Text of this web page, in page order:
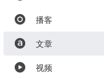
播客
文章
视频